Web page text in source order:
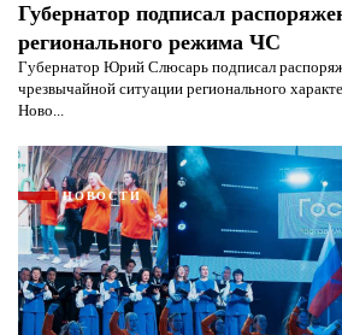
Губернатор подписал
регионального режима ЧС
Губернатор Юрий Слюсарь подписал
чрезвычайной ситуации регионального
Ново...
НОВОСТИ
защиты информации*
Я согласен с
политикой
защиты информации*